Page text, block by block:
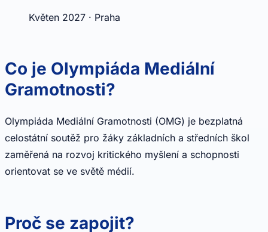
Květen 2027 · Praha
Co je Olympiáda Mediální
Gramotnosti?
Olympiáda Mediální Gramotnosti (OMG) je bezplatná
celostátní soutěž pro žáky základních a středních škol
zaměřená na rozvoj kritického myšlení a schopnosti
orientovat se ve světě médií.
Proč se zapojit?